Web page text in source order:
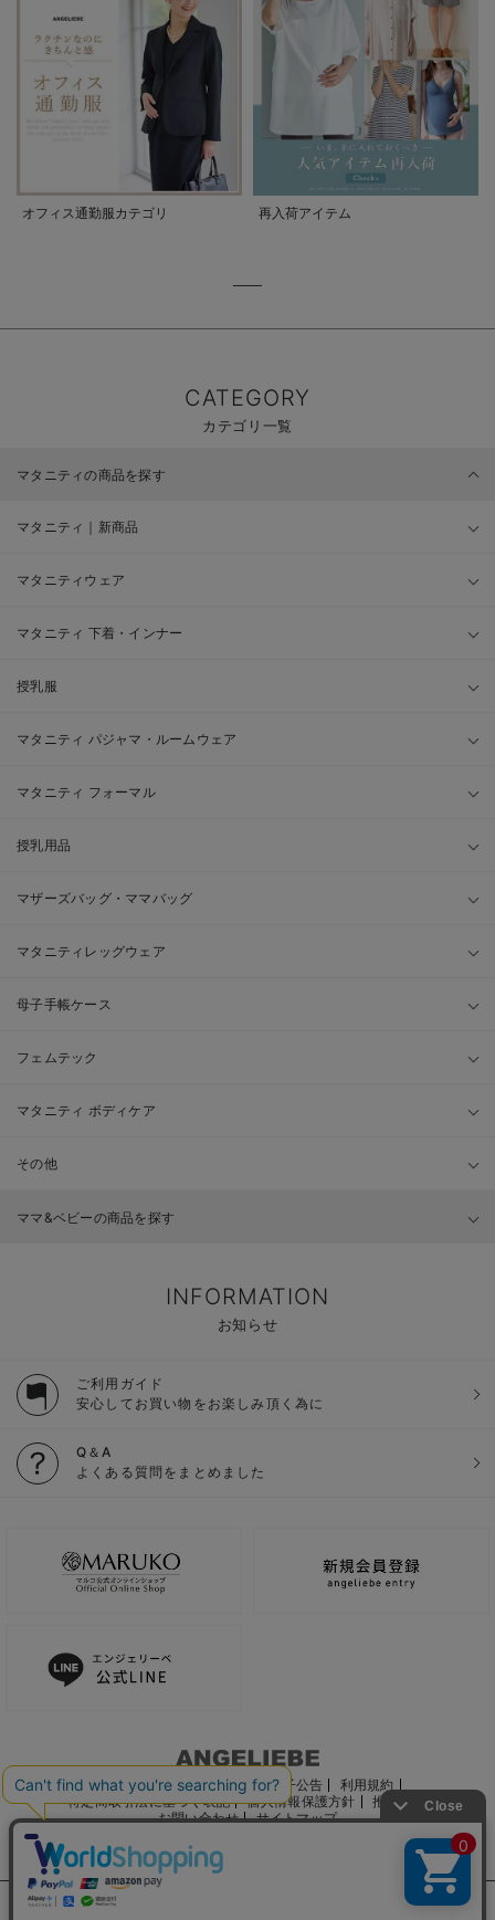
オフィス通勤服カテゴリ 再入荷アイテム
CATEGORY
カテゴリ一覧
マタニティの商品を探す
マタニティ｜新商品
マタニティウェア
マタニティ 下着・インナー
授乳服
マタニティ パジャマ・ルームウェア
マタニティ フォーマル
授乳用品
マザーズバッグ・ママバッグ
マタニティレッグウェア
母子手帳ケース
フェムテック
マタニティ ボディケア
その他
ママ&ベビーの商品を探す
INFORMATION
お知らせ
ご利用ガイド
安心してお買い物をお楽しみ頂く為に
Q＆A
よくある質問をまとめました
ご利用ガイド 会社概要 電子公告
利用規約
特定商取引法に基づく表記
個人情報保護方針
推奨環境
お問い合わせ
サイトマップ
サイト内の文章、画像などの著作物はマルコ株式会社に属します。